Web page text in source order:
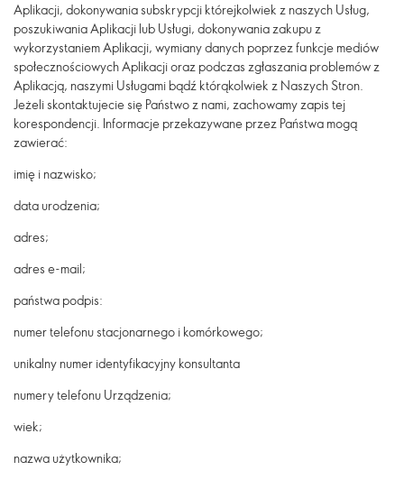
Aplikacji, dokonywania subskrypcji którejkolwiek z naszych Usług,
poszukiwania Aplikacji lub Usługi, dokonywania zakupu z
wykorzystaniem Aplikacji, wymiany danych poprzez funkcje mediów
społecznościowych Aplikacji oraz podczas zgłaszania problemów z
Aplikacją, naszymi Usługami bądź którąkolwiek z Naszych Stron.
Jeżeli skontaktujecie się Państwo z nami, zachowamy zapis tej
korespondencji. Informacje przekazywane przez Państwa mogą
zawierać:
imię i nazwisko;
data urodzenia;
adres;
adres e-mail;
państwa podpis:
numer telefonu stacjonarnego i komórkowego;
unikalny numer identyfikacyjny konsultanta
numery telefonu Urządzenia;
wiek;
nazwa użytkownika;